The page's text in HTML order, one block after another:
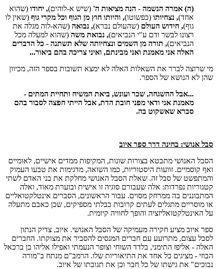
(ה) אמרה הנשמה - הנה מציאות ה' (שיש א-לוהים), יחודו (שהוא
אחד), נצחיותו (כפשוטו), והיותו חוץ מן הגוף וכל מקרי גוף (שאין לו
גוף), חידוש העולם (שהעולם נברא), נבואה (שהא-לוה מגלה את
רצונו לבשר ודם ע"י הנביאים), נבואת משה (שהוא למעלה מכל
הנביאים), תורה מן השמים ונצחיותה שלא תשתנה - כל הדברים
האלה אני מאמנת ואני מבינתם, ואיני צריכה בהם ביאור...
מי שרוצה לברר את השאלות האלה לא ימצא תשובות בספר הזה, מכיוון
שהן לא הנושא של הספר.
...אבל ההשגחה, שכר ועונש, ביאת המשיח ותחיית המתים -
מאמנת אני ודאי מפני חובת הדת, אבל הייתי חפצה לסבור בהם
סברא שאשקוט בה.
סבל אנושי: בחינה דרך ספר איוב
הסבל האנושי מתבטא בצורות שונות, המקיפות ממדים אישיים, לאומיים
ואף קוסמיים. זוועות היסטוריות, כמו השואה, מדגימות את טבעו העמוק
והמתפשט של סבל זה. שאלת הסבל האנושי מחלקת את בני האדם לשתי
קטגוריות נפרדות: אלה שעבורם סוגיה זו אישית ובוערת מאוד, ואלה
המתבוננים בה ממרחק מסוים. עבור הראשונים, הסברים אינטלקטואליים
או מוסריים מתגלים לעתים קרובות כבלתי מספיקים, שכן כאבם מתעלה
על האינטלקטואליזציה והופך לחוויה קיומית.
ספר איוב מציע חקירה מעמיקה של הסבל האנושי. איוב, צדיק הנתון
לסבל עצום, מתרועע עם חברים המנסים להסביר את מצוקתו. החברים
האלה - אליפז התימני, בלדד השוחי וצופר הנעמתי ואפילו אליהו בן ברכאל
הבוזי - מציגים כל אחד את התיאוריות שלו. הרמב"ם מנתח ב"מורה
נבוכים" את גישתו של כל חבר וכן את תגובתו של איוב.